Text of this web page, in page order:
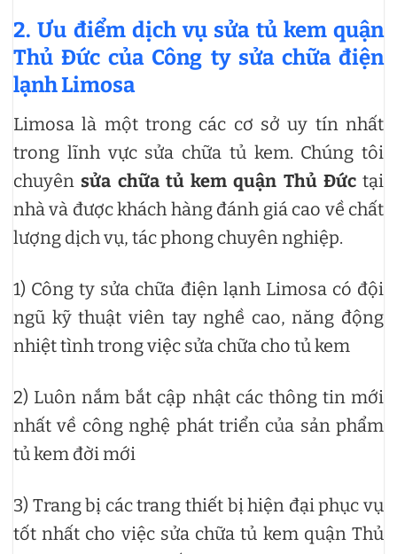
2. Ưu điểm dịch vụ sửa tủ kem quận
Thủ Đức của Công ty sửa chữa điện
lạnh Limosa
Limosa là một trong các cơ sở uy tín nhất
trong lĩnh vực sửa chữa tủ kem. Chúng tôi
chuyênsửa chữa tủ kem quận Thủ Đứctại
nhà và được khách hàng đánh giá cao về chất
lượng dịch vụ, tác phong chuyên nghiệp.
1) Công ty sửa chữa điện lạnh Limosa có đội
ngũ kỹ thuật viên tay nghề cao, năng động
nhiệt tình trong việc sửa chữa cho tủ kem
2) Luôn nắm bắt cập nhật các thông tin mới
nhất về công nghệ phát triển của sản phẩm
tủ kem đời mới
3) Trang bị các trang thiết bị hiện đại phục vụ
tốt nhất cho việc sửa chữa tủ kem quận Thủ